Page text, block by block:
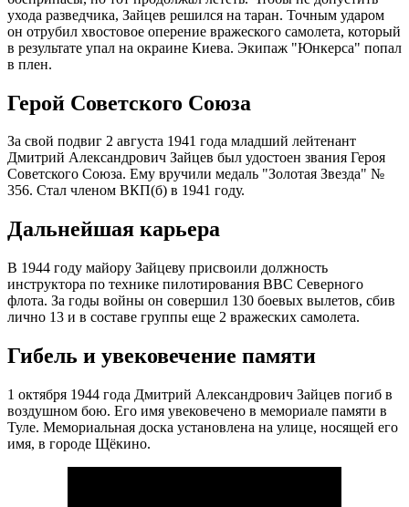
ухода разведчика, Зайцев решился на таран. Точным ударом
он отрубил хвостовое оперение вражеского самолета, который
в результате упал на окраине Киева. Экипаж "Юнкерса" попал
в плен.
Герой Советского Союза
За свой подвиг 2 августа 1941 года младший лейтенант
Дмитрий Александрович Зайцев был удостоен звания Героя
Советского Союза. Ему вручили медаль "Золотая Звезда" №
356. Стал членом ВКП(б) в 1941 году.
Дальнейшая карьера
В 1944 году майору Зайцеву присвоили должность
инструктора по технике пилотирования ВВС Северного
флота. За годы войны он совершил 130 боевых вылетов, сбив
лично 13 и в составе группы еще 2 вражеских самолета.
Гибель и увековечение памяти
1 октября 1944 года Дмитрий Александрович Зайцев погиб в
воздушном бою. Его имя увековечено в мемориале памяти в
Туле. Мемориальная доска установлена на улице, носящей его
имя, в городе Щёкино.